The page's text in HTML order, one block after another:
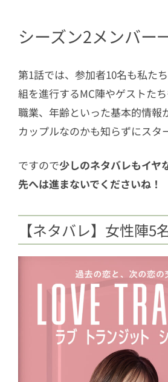
7.2ゆきこ×まさと、破
7.3
エリカ×ゆづき×
と、四角関係で不穏
第6話ネタバレ／言葉と
まっすぐ伝えるしかない
の行方は？
8.2ミヅキ×たかあき「
8.3スンギ「言葉と行動
っすぐ思いを伝える
第7話ネタバレ／X同士、
で伝えた思い
ミヅキ×スンギ×た
関係の行方は？
9.2ゆきこ×まさと「も
こうしていたら……」
シーズン2メンバー
第1話では、参加者10名も私た
組を進行するMC陣やゲストた
職業、年齢といった基本的情報
カップルなのかも知らずにスタ
ですので少しのネタバレもイヤ
先へは進まないでくださいね！
【ネタバレ】女性陣5